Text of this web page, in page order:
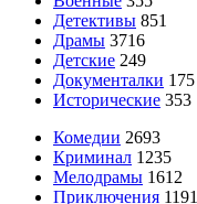
Детективы 851
Драмы 3716
Детские 249
Документалки 175
Исторические 353
Комедии 2693
Криминал 1235
Мелодрамы 1612
Приключения 1191